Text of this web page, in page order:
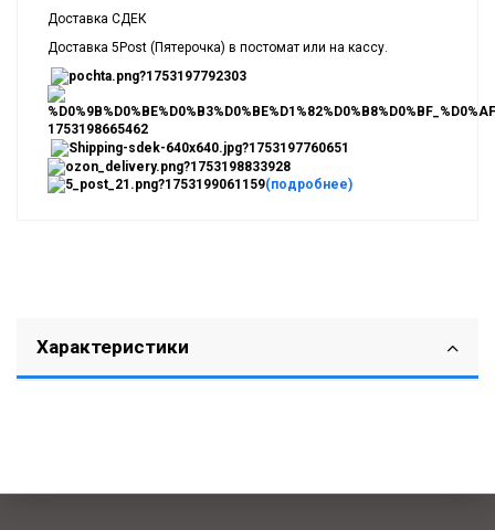
Доставка СДЕК
Доставка 5Post (Пятерочка) в постомат или на кассу.
(подробнее)
Характеристики